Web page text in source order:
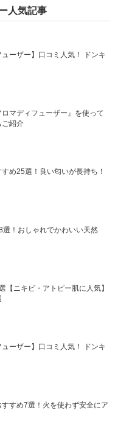
人気記事
ーザー】口コミ人気！ ドンキ
マディフューザー』を使って
ご紹介
め25選！良い匂いが長持ち！
！おしゃれでかわいい天然
【ニキビ・アトピー肌に人気】
ーザー】口コミ人気！ ドンキ
すめ7選！火を使わず安全にア